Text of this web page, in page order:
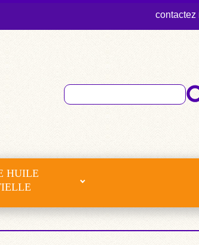
contactez
HUILE